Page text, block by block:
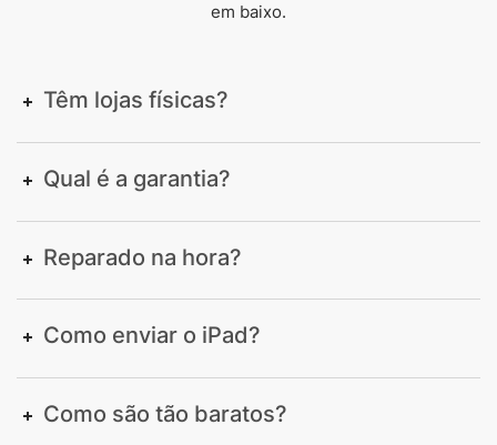
em baixo.
Têm lojas físicas?
Qual é a garantia?
Reparado na hora?
Como enviar o iPad?
Como são tão baratos?